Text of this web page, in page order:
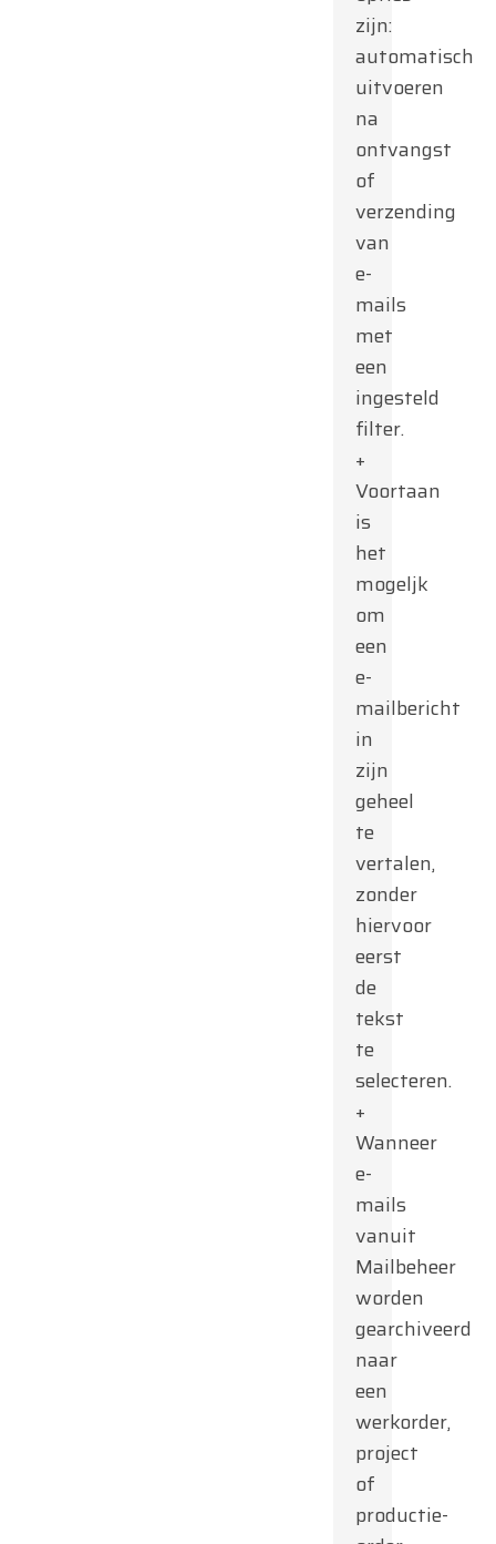
zijn:
automatisch
uitvoeren
na
ontvangst
of
verzending
van
e-
mails
met
een
ingesteld
filter.
+
Voortaan
is
het
mogeljk
om
een
e-
mailbericht
in
zijn
geheel
te
vertalen,
zonder
hiervoor
eerst
de
tekst
te
selecteren.
+
Wanneer
e-
mails
vanuit
Mailbeheer
worden
gearchiveerd
naar
een
werkorder,
project
of
productie-